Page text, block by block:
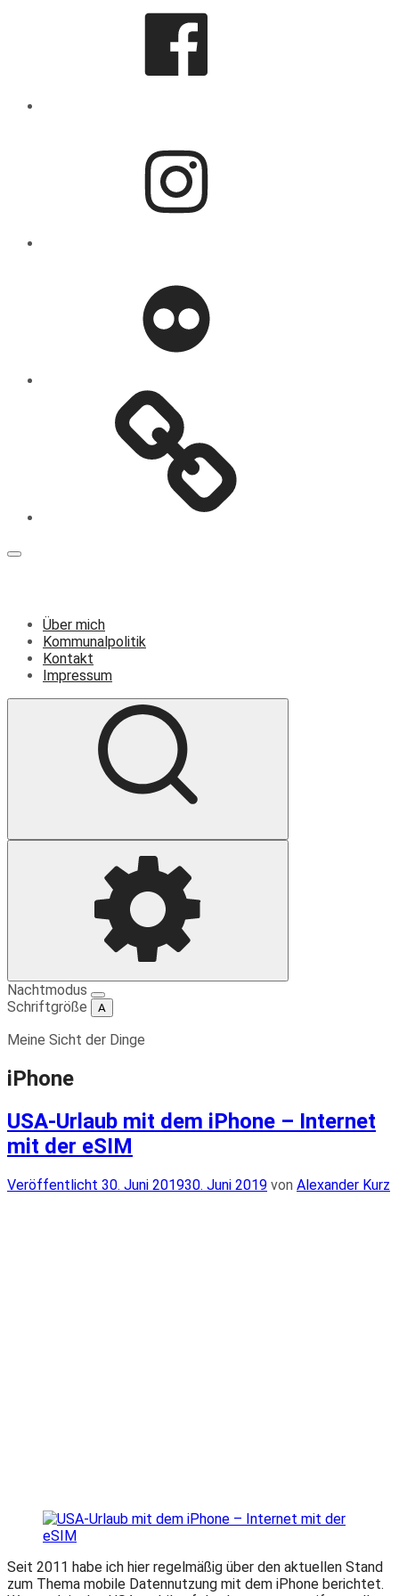
Menü
Über mich
Kommunalpolitik
Kontakt
Impressum
Suche
Einstellungen
Nachtmodus
Schriftgröße
A
Meine Sicht der Dinge
iPhone
USA-Urlaub mit dem iPhone – Internet
mit der eSIM
Veröffentlicht
Veröffentlicht 30. Juni 201930. Juni 2019 von Alexander Kurz
Seit 2011 habe ich hier regelmäßig über den aktuellen Stand
zum Thema mobile Datennutzung mit dem iPhone berichtet.